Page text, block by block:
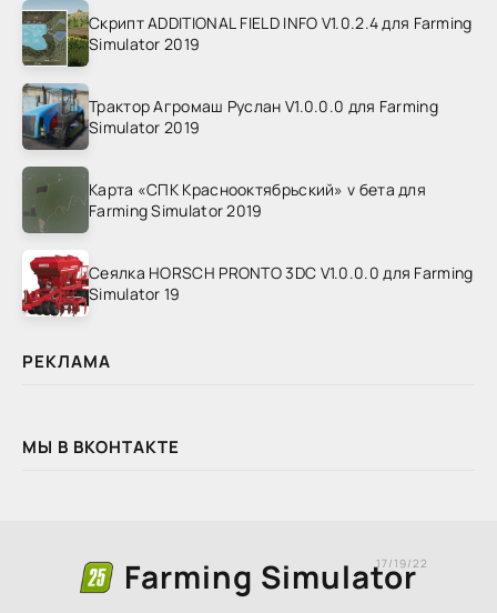
Скрипт ADDITIONAL FIELD INFO V1.0.2.4 для Farming
Simulator 2019
Трактор Агромаш Руслан V1.0.0.0 для Farming
Simulator 2019
Карта «СПК Краснооктябрьский» v бета для
Farming Simulator 2019
Сеялка HORSCH PRONTO 3DC V1.0.0.0 для Farming
Simulator 19
РЕКЛАМА
МЫ В ВКОНТАКТЕ
Farming Simulator
17/19/22